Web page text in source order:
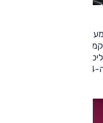
10 שניות ולמהירות מרבית של 188 קמ"ש, ותציע תצרוכת דלק